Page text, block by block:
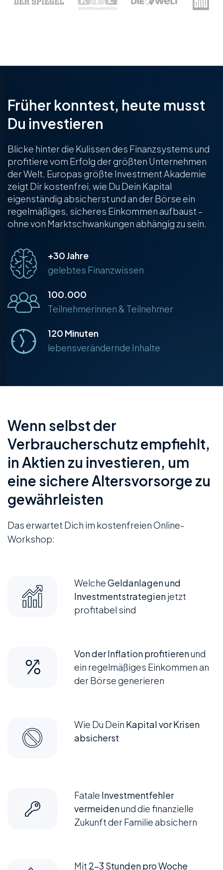
Früher konntest, heute musst
Du investieren
Blicke hinter die Kulissen des Finanzsystems und
profitiere vom Erfolg der größten Unternehmen
der Welt. Europas größte Investment Akademie
zeigt Dir kostenfrei, wie Du Dein Kapital
eigenständig absicherst und an der Börse ein
regelmäßiges, sicheres Einkommen aufbaust –
ohne von Marktschwankungen abhängig zu sein.
+30 Jahre
gelebtes Finanzwissen
100.000
Teilnehmerinnen & Teilnehmer
120 Minuten
lebensverändernde Inhalte
Wenn selbst der
Verbraucherschutz empfiehlt,
in Aktien zu investieren, um
eine sichere Altersvorsorge zu
gewährleisten
Das erwartet Dich im kostenfreien Online-
Workshop:
WelcheGeldanlagen und
Investmentstrategienjetzt
profitabel sind
Von der Inflation profitierenund
ein regelmäßiges Einkommen an
der Börse generieren
Wie Du Dein Kapital vor Krisen
absicherst
Fatale Investmentfehler
vermeidenund die finanzielle
Zukunft der Familie absichern
Mit 2-3 Stunden pro Woche